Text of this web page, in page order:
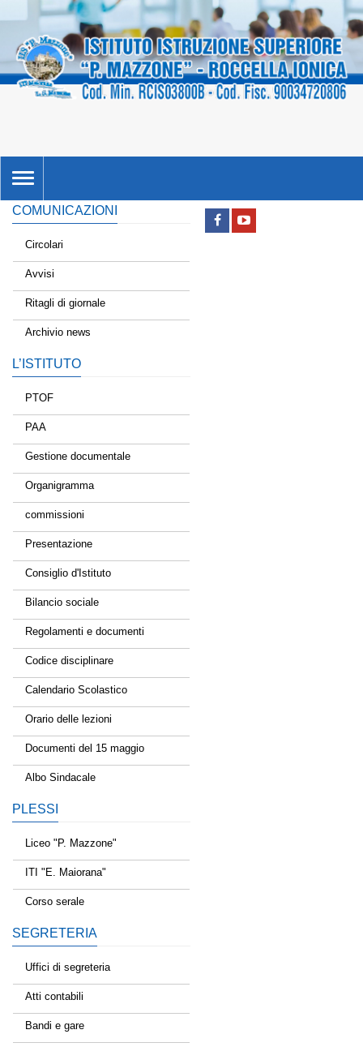
TOGGLE
NAVIGATION
COMUNICAZIONI
Circolari
Avvisi
Ritagli di giornale
Archivio news
L’ISTITUTO
PTOF
PAA
Gestione documentale
Organigramma
commissioni
Presentazione
Consiglio d'Istituto
Bilancio sociale
Regolamenti e documenti
Codice disciplinare
Calendario Scolastico
Orario delle lezioni
Documenti del 15 maggio
Albo Sindacale
PLESSI
Liceo "P. Mazzone"
ITI "E. Maiorana"
Corso serale
SEGRETERIA
Uffici di segreteria
Atti contabili
Bandi e gare